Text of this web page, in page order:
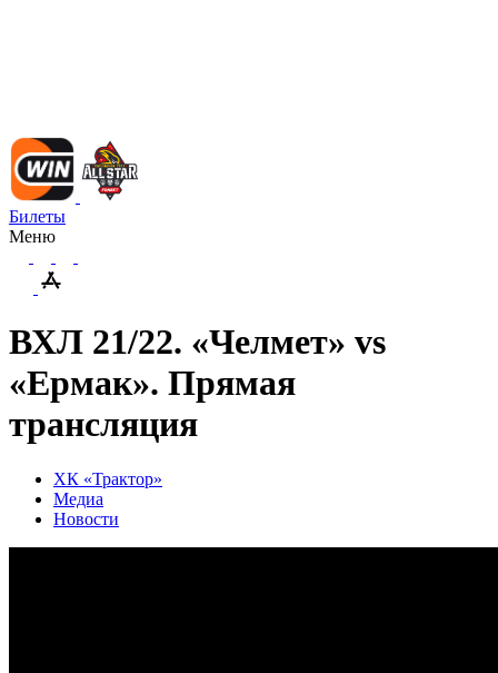
Билеты
Меню
ВХЛ 21/22. «Челмет» vs
«Ермак». Прямая
трансляция
ХК «Трактор»
Медиа
Новости